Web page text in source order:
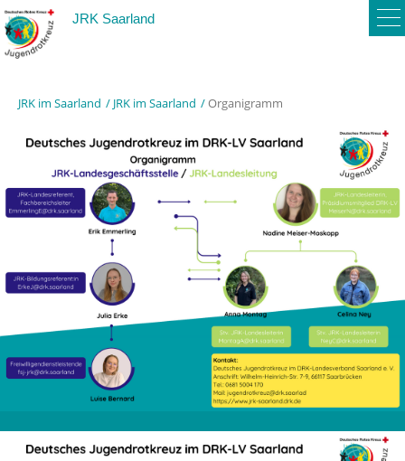
JRK Saarland
JRK im Saarland JRK im Saarland Organigramm